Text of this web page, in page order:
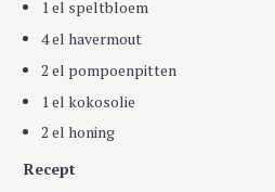
1 el speltbloem
4 el havermout
2 el pompoenpitten
1 el kokosolie
2 el honing
Recept